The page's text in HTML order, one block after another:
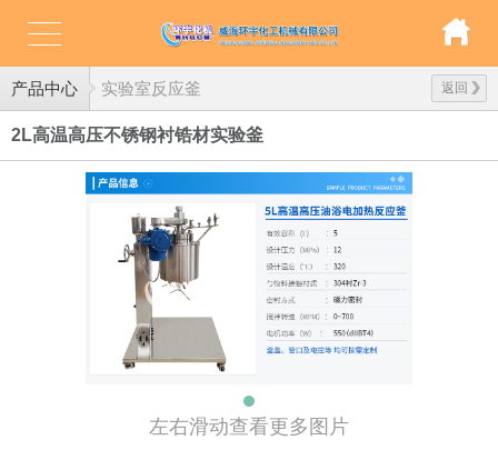
产品中心 返回
实验室反应釜
2L高温高压不锈钢衬锆材实验釜
左右滑动查看更多图片